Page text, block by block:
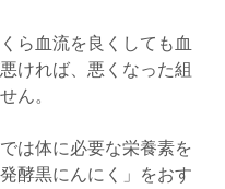
ら血流を良くしても血
ければ、悪くなった組
ん。
は体に必要な栄養素を
酵黒にんにく」をおす